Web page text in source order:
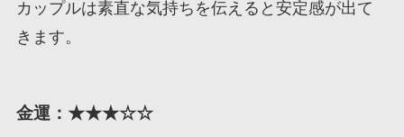
カップルは素直な気持ちを伝えると安定感が出て
きます。
金運：★★★☆☆